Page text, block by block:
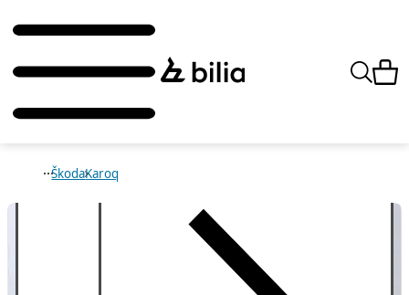
ŠkodaKaroq